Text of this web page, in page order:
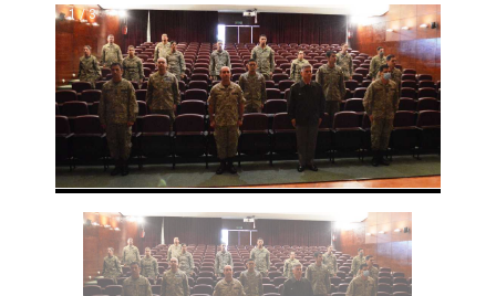
1 / 3